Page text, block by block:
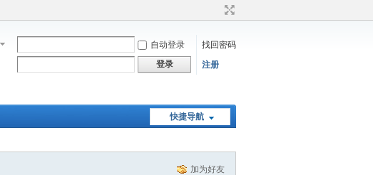
自动登录
找回密码
登录 注册
快捷导航
加为好友